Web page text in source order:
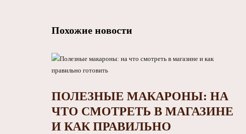
Похожие новости
ПОЛЕЗНЫЕ МАКАРОНЫ: НА
ЧТО СМОТРЕТЬ В МАГАЗИНЕ
И КАК ПРАВИЛЬНО